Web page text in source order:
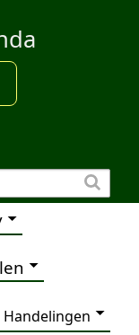
Handelingen